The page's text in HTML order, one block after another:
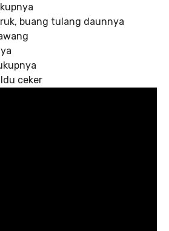
buang tulang daunnya
ceker